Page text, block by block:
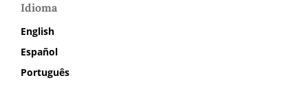
Idioma
English
Español
Português